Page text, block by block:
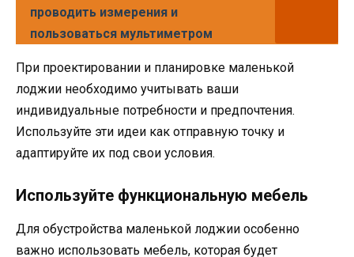
проводить измерения и
пользоваться мультиметром
При проектировании и планировке маленькой
лоджии необходимо учитывать ваши
индивидуальные потребности и предпочтения.
Используйте эти идеи как отправную точку и
адаптируйте их под свои условия.
Используйте функциональную мебель
Для обустройства маленькой лоджии особенно
важно использовать мебель, которая будет